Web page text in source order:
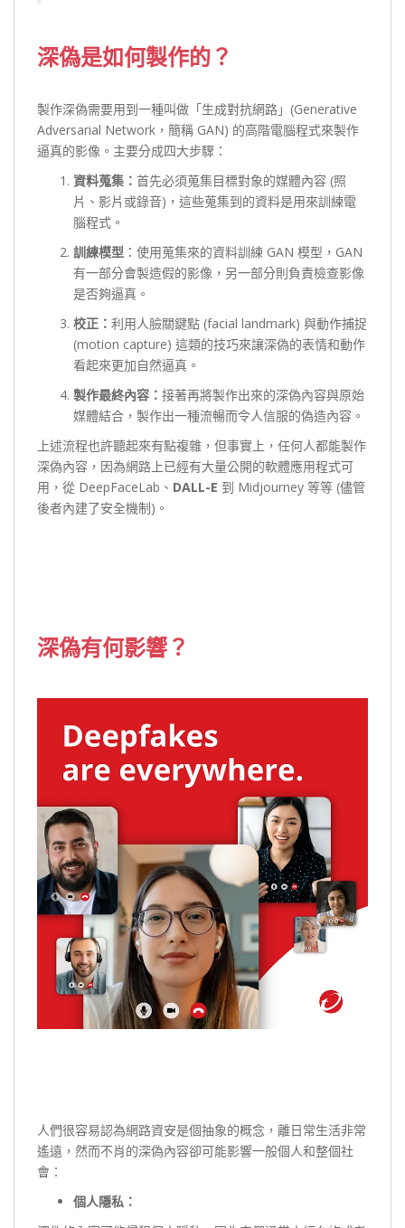
深偽是如何製作的？
製作深偽需要用到一種叫做「生成對抗網路」(Generative
Adversarial Network，簡稱 GAN) 的高階電腦程式來製作
逼真的影像。主要分成四大步驟：
資料蒐集： 首先必須蒐集目標對象的媒體內容 (照
片、影片或錄音)，這些蒐集到的資料是用來訓練電
腦程式。
訓練模型 ：使用蒐集來的資料訓練 GAN 模型，GAN
有一部分會製造假的影像，另一部分則負責檢查影像
是否夠逼真。
校正： 利用人臉關鍵點 (facial landmark) 與動作捕捉
(motion capture) 這類的技巧來讓深偽的表情和動作
看起來更加自然逼真。
製作最終內容： 接著再將製作出來的深偽內容與原始
媒體結合，製作出一種流暢而令人信服的偽造內容。
上述流程也許聽起來有點複雜，但事實上，任何人都能製作
深偽內容，因為網路上已經有大量公開的軟體應用程式可
用，從 DeepFaceLab、 DALL-E 到 Midjourney 等等 (儘管
後者內建了安全機制)。
深偽有何影響？
人們很容易認為網路資安是個抽象的概念，離日常生活非常
遙遠，然而不肖的深偽內容卻可能影響一般個人和整個社
會：
個人隱私：